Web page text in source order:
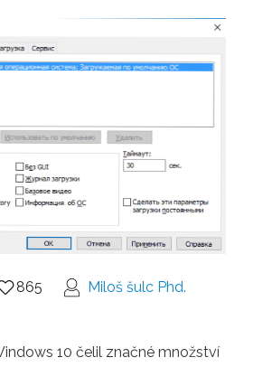
865 Miloš šulc Phd.
10 čelil značné množství